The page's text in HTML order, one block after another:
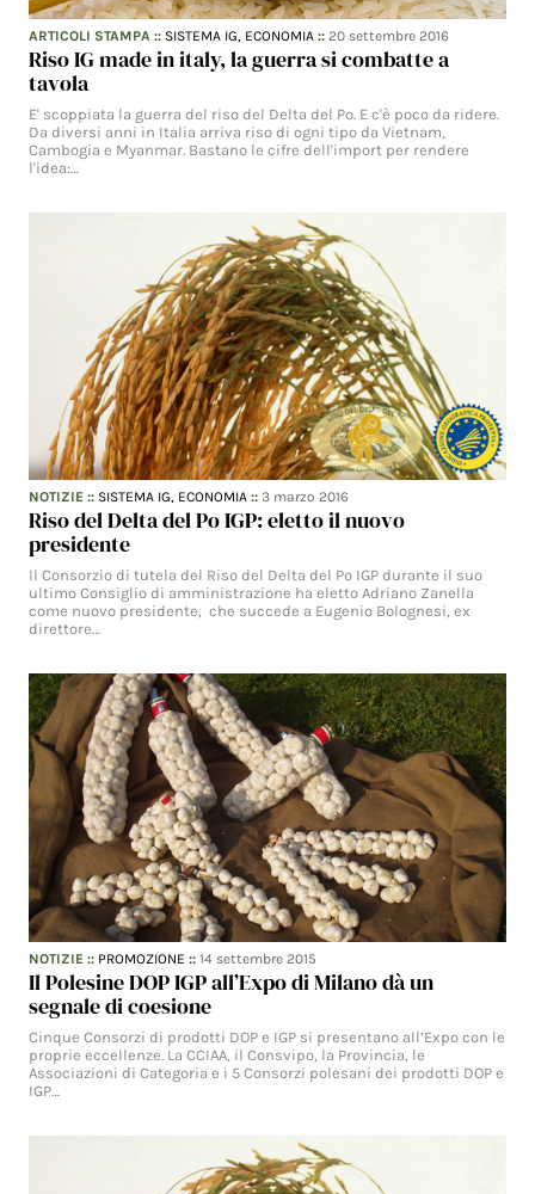
ARTICOLI STAMPA :: SISTEMA IG, ECONOMIA ::20 settembre 2016
Riso IG made in italy, la guerra si combatte a
tavola
E' scoppiata la guerra del riso del Delta del Po. E c'è poco da ridere.
Da diversi anni in Italia arriva riso di ogni tipo da Vietnam,
Cambogia e Myanmar. Bastano le cifre dell'import per rendere
l'idea:…
NOTIZIE :: SISTEMA IG, ECONOMIA ::3 marzo 2016
Riso del Delta del Po IGP: eletto il nuovo
presidente
Il Consorzio di tutela del Riso del Delta del Po IGP durante il suo
ultimo Consiglio di amministrazione ha eletto Adriano Zanella
come nuovo presidente, che succede a Eugenio Bolognesi, ex
direttore…
NOTIZIE :: PROMOZIONE ::14 settembre 2015
Il Polesine DOP IGP all’Expo di Milano dà un
segnale di coesione
Cinque Consorzi di prodotti DOP e IGP si presentano all’Expo con le
proprie eccellenze. La CCIAA, il Consvipo, la Provincia, le
Associazioni di Categoria e i 5 Consorzi polesani dei prodotti DOP e
IGP…